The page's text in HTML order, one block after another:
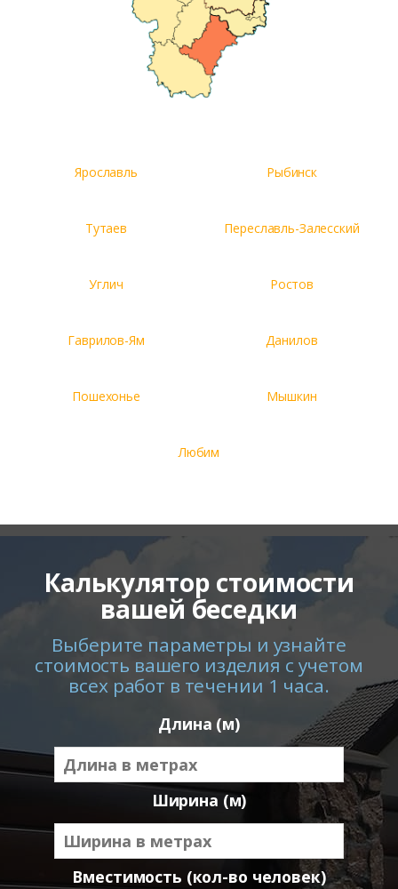
Ярославль Рыбинск
Тутаев Переславль-Залесский
Углич Ростов
Гаврилов-Ям Данилов
Пошехонье Мышкин
Любим
Калькулятор стоимости
вашей беседки
Выберите параметры и узнайте
стоимость вашего изделия с учетом
всех работ в течении 1 часа.
Длина (м)
Ширина (м)
Вместимость (кол-во человек)